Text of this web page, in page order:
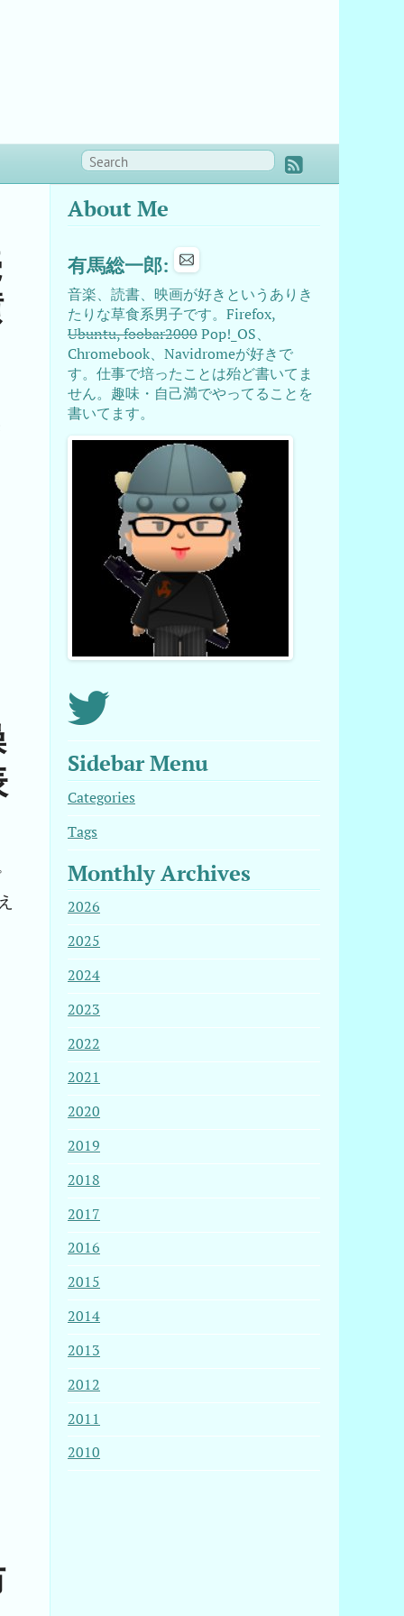
About Me
有馬総一郎:
音楽、読書、映画が好きというありき
たりな草食系男子です。Firefox,
Ubuntu, foobar2000Pop!_OS、
Chromebook、Navidromeが好きで
す。仕事で培ったことは殆ど書いてま
せん。趣味・自己満でやってることを
書いてます。
Sidebar Menu
Categories
Tags
Monthly Archives
2026
2025
2024
2023
2022
2021
2020
2019
2018
2017
2016
2015
2014
2013
2012
2011
2010